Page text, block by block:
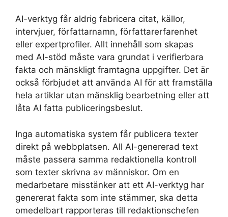
AI-verktyg får aldrig fabricera citat, källor,
intervjuer, författarnamn, författarerfarenhet
eller expertprofiler. Allt innehåll som skapas
med AI-stöd måste vara grundat i verifierbara
fakta och mänskligt framtagna uppgifter. Det är
också förbjudet att använda AI för att framställa
hela artiklar utan mänsklig bearbetning eller att
låta AI fatta publiceringsbeslut.
Inga automatiska system får publicera texter
direkt på webbplatsen. All AI-genererad text
måste passera samma redaktionella kontroll
som texter skrivna av människor. Om en
medarbetare misstänker att ett AI-verktyg har
genererat fakta som inte stämmer, ska detta
omedelbart rapporteras till redaktionschefen